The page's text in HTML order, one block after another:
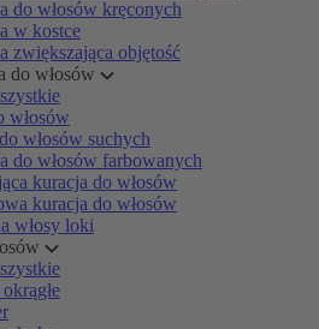
do włosów kręconych
w kostce
zwiększająca objętość
do włosów
włosów
włosów suchych
do włosów farbowanych
kuracja do włosów
kuracja do włosów
włosy loki